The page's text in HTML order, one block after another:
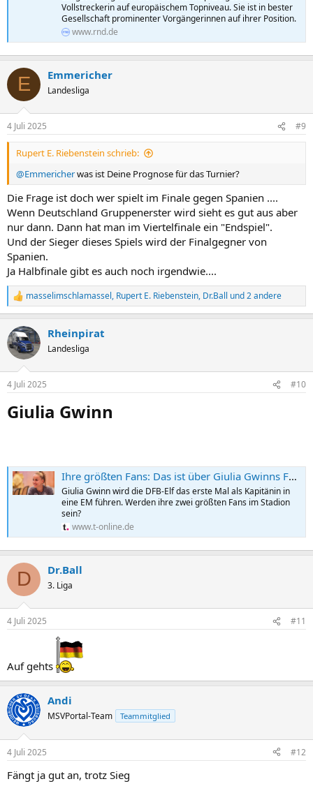
Vollstreckerin auf europäischem Topniveau. Sie ist in bester
Gesellschaft prominenter Vorgängerinnen auf ihrer Position.
www.rnd.de
E Emmericher
Landesliga
4 Juli 2025 #9
Rupert E. Riebenstein schrieb:
@Emmericherwas ist Deine Prognose für das Turnier?
Die Frage ist doch wer spielt im Finale gegen Spanien ....
Wenn Deutschland Gruppenerster wird sieht es gut aus aber
nur dann. Dann hat man im Viertelfinale ein "Endspiel".
Und der Sieger dieses Spiels wird der Finalgegner von
Spanien.
Ja Halbfinale gibt es auch noch irgendwie....
R
e
k
t
i
n
e
:
masselimschlamassel, Rupert E. Riebenstein, Dr.Ball und 2 andere
Rheinpirat
Landesliga
4 Juli 2025 #10
Giulia Gwinn​
Ihre größten Fans: Das ist über Giulia Gwinns Familie bekannt
Giulia Gwinn wird die DFB-Elf das erste Mal als Kapitänin in
eine EM führen. Werden ihre zwei größten Fans im Stadion
sein?
www.t-online.de
D Dr.Ball
3. Liga
4 Juli 2025 #11
Auf gehts
Andi
MSVPortal-Team Teammitglied
4 Juli 2025 #12
Fängt ja gut an, trotz Sieg